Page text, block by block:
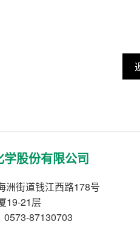
股份有限公司
洲街道钱江西路178号
19-21层
0573-87130703